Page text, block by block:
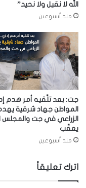
الله لا نقيل ولا نحيد”
منذ أسبوعين
جت: بعد تلّقيه أمر هدم
المواطن جهاد شرقية
الزراعي في جت والمجلس
يعقّب
منذ أسبوعين
اترك تعليقاً